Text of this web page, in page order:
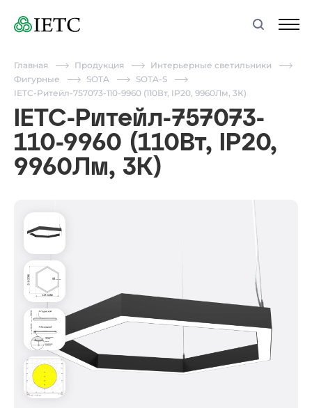
Главная Продукция
Интерьерные светильники
Фигурные
SOTA
SOTA-S
IETC-Ритейл-757073-110-9960 (110Вт, IP20, 9960Лм, 3К)
IETC-Ритейл-757073-
110-9960 (110Вт, IP20,
9960Лм, 3К)